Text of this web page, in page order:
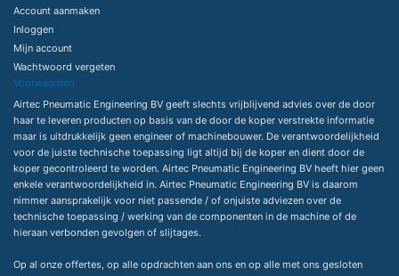
Account aanmaken
Inloggen
Mijn account
Wachtwoord vergeten
Voorwaarden
Airtec Pneumatic Engineering BV geeft slechts vrijblijvend advies over de door
haar te leveren producten op basis van de door de koper verstrekte informatie
maar is uitdrukkelijk geen engineer of machinebouwer. De verantwoordelijkheid
voor de juiste technische toepassing ligt altijd bij de koper en dient door de
koper gecontroleerd te worden. Airtec Pneumatic Engineering BV heeft hier geen
enkele verantwoordelijkheid in. Airtec Pneumatic Engineering BV is daarom
nimmer aansprakelijk voor niet passende / of onjuiste adviezen over de
technische toepassing / werking van de componenten in de machine of de
hieraan verbonden gevolgen of slijtages.
Op al onze offertes, op alle opdrachten aan ons en op alle met ons gesloten